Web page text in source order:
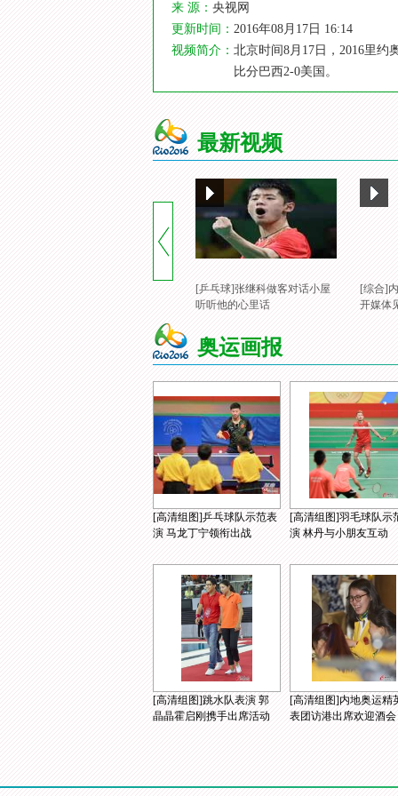
来 源： 央视网
更新时间： 2016年08月17日 16:14
视频简介： 北京时间8月17日，2016里
比分巴西2-0美国。
最新视频
[乒乓球]张继科做客对话小屋
听听他的心里话
[综合]
开媒体
奥运画报
[高清组图]乒乓球队示范表
演 马龙丁宁领衔出战
[高清组图]羽毛球队示
演 林丹与小朋友互动
[高清组图]跳水队表演 郭
晶晶霍启刚携手出席活动
[高清组图]内地奥运精
表团访港出席欢迎酒会